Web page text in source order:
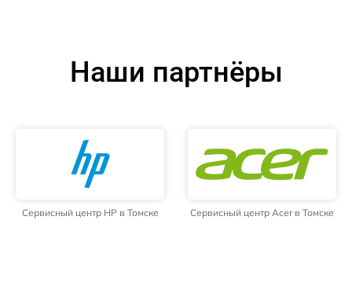
Наши партнёры
Сервисный центр HP в Томске Сервисный центр Acer в Томске